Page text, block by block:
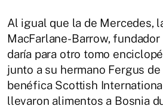
Al igual que la de Mercedes,
MacFarlane-Barrow, fundador
daría para otro tomo
junto a su hermano Fergus
benéfica Scottish
llevaron alimentos a Bosnia